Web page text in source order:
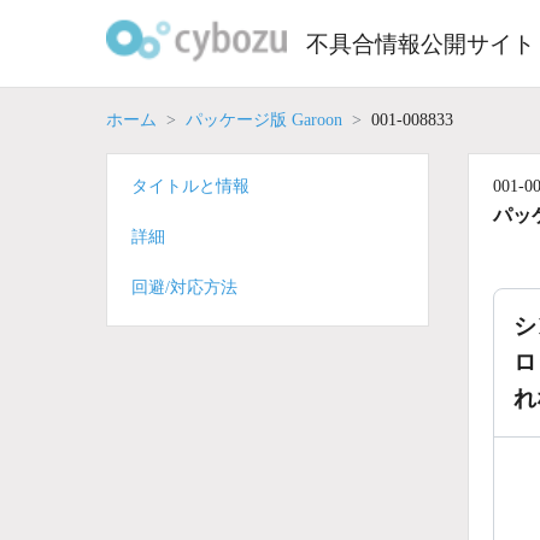
不具合情報公開サイト
ホーム パッケージ版 Garoon 001-008833
001-
パッ
タイトルと情報
詳細
回避/対応方法